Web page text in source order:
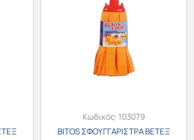
Κωδικός:103079
BITOS ΣΦΟΥΓΓΑΡΙΣΤΡΑ ΒΕΤΕΞ